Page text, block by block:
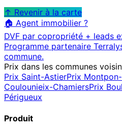
↑ Revenir à la carte
🏠 Agent immobilier ?
DVF par copropriété + leads
Programme partenaire
commune.
Prix dans les communes
Prix Saint-AstierPrix
Coulounieix-ChamiersPrix
Périgueux
Produit